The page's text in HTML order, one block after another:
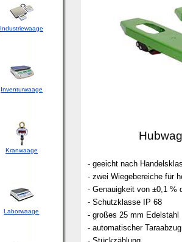
Industriewaage
Inventurwaage
Kranwaage
Laborwaage
- geeicht nach
- zwei Wiegebereiche für
- Genauigkeit von ±0,1 %
- Schutzklasse IP 68
- großes 25 mm Edelstahl
- automatischer